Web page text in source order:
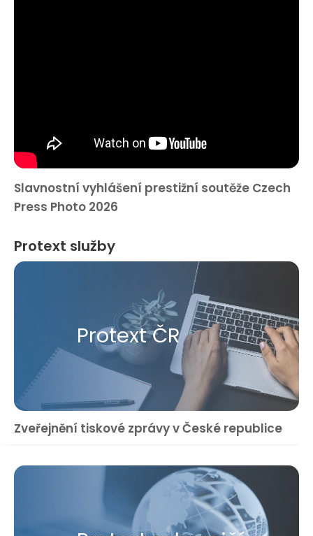
Slavnostní vyhlášení prestižní soutěže Czech
Press Photo 2026
Protext služby
Protext ČR
Zveřejnění tiskové zprávy v České republice